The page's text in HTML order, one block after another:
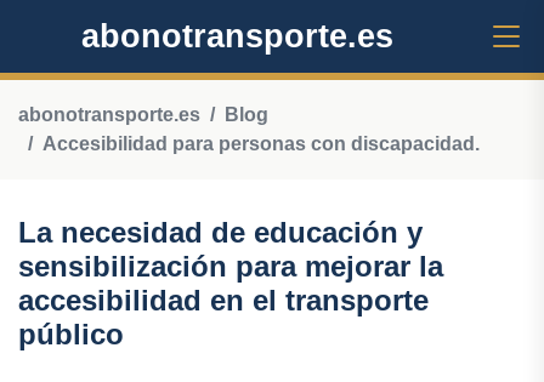
abonotransporte.es
abonotransporte.es
Blog
Accesibilidad para personas con discapacidad.
La necesidad de educación y
sensibilización para mejorar la
accesibilidad en el transporte
público